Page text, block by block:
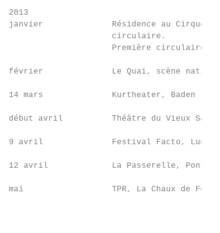
2013
janvier              Résidence au Cirque
                     circulaire.
Première circulaire
février              Le Quai, scène national
14 mars              Kurtheater, Baden (CH)
début avril          Théâtre du Vieux Saint-
9 avril              Festival Facto,
12 avril             La Passerelle, Pontault
mai                  TPR, La Chaux de Fonds